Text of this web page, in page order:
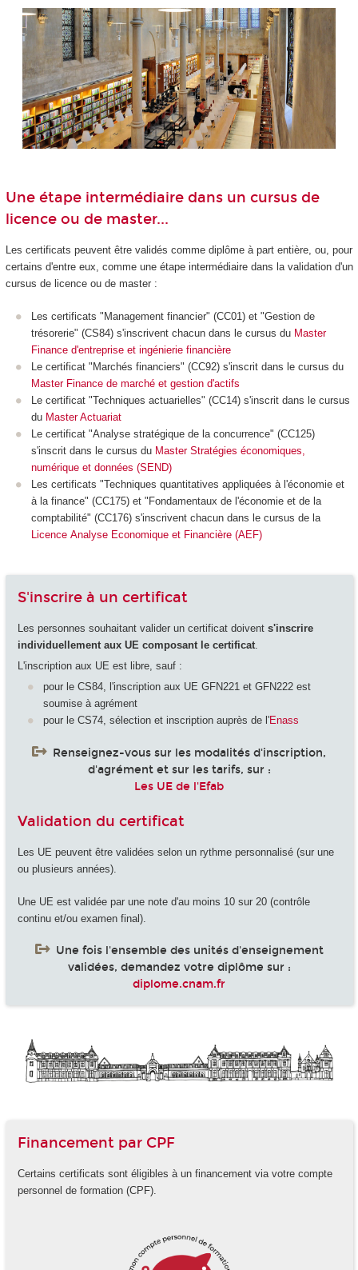
Une étape intermédiaire dans un cursus de
licence ou de master...
Les certificats peuvent être validés comme diplôme à part entière, ou, pour
certains d'entre eux, comme une étape intermédiaire dans la validation d'un
cursus de licence ou de master :
Les certificats "Management financier" (CC01) et "Gestion de
trésorerie" (CS84) s'inscrivent chacun dans le cursus du Master
Finance d'entreprise et ingénierie financière
Le certificat "Marchés financiers" (CC92) s'inscrit dans le cursus du
Master Finance de marché et gestion d'actifs
Le certificat "Techniques actuarielles" (CC14) s'inscrit dans le cursus
du Master Actuariat
Le certificat "Analyse stratégique de la concurrence" (CC125)
s'inscrit dans le cursus du Master Stratégies économiques,
numérique et données (SEND)
Les certificats "Techniques quantitatives appliquées à l'économie et
à la finance" (CC175) et "Fondamentaux de l'économie et de la
comptabilité" (CC176) s'inscrivent chacun dans le cursus de la
Licence Analyse Economique et Financière (AEF)
S'inscrire à un certificat
Les personnes souhaitant valider un certificat doivent s'inscrire
individuellement aux UE composant le certificat.
L'inscription aux UE est libre, sauf :
pour le CS84, l'inscription aux UE GFN221 et GFN222 est
soumise à agrément
pour le CS74, sélection et inscription auprès de l'Enass
Renseignez-vous sur les modalités d'inscription,
d'agrément et sur les tarifs, sur :
Les UE de l'Efab
Validation du certificat
Les UE peuvent être validées selon un rythme personnalisé (sur une
ou plusieurs années).
Une UE est validée par une note d'au moins 10 sur 20 (contrôle
continu et/ou examen final).
Une fois l'ensemble des unités d'enseignement
validées, demandez votre diplôme sur :
diplome.cnam.fr
Financement par CPF
Certains certificats sont éligibles à un financement via votre compte
personnel de formation (CPF).